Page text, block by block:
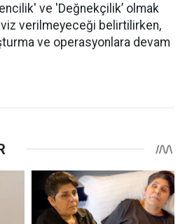
ve 'Değnekçilik’ olmak
verilmeyeceği belirtilirken,
ve operasyonlara devam